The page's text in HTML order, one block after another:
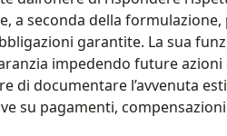
a seconda della
garantite. La sua
impedendo future azioni
di documentare l’avvenuta
su pagamenti,